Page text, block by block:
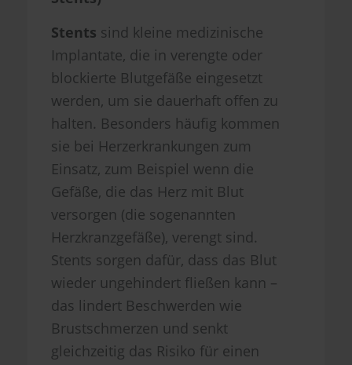
Stents sind kleine medizinische
Implantate, die in verengte oder
blockierte Blutgefäße eingesetzt
werden, um sie dauerhaft offen zu
halten. Besonders häufig kommen
sie bei Herzerkrankungen zum
Einsatz, zum Beispiel wenn die
Gefäße, die das Herz mit Blut
versorgen (die sogenannten
Herzkranzgefäße), verengt sind.
Stents sorgen dafür, dass das Blut
wieder ungehindert fließen kann –
das lindert Beschwerden wie
Brustschmerzen und senkt
gleichzeitig das Risiko für einen